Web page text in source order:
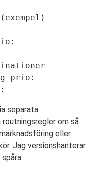
prio:
separata
routningsregler om så
eller
kör. Jag versionshanterar